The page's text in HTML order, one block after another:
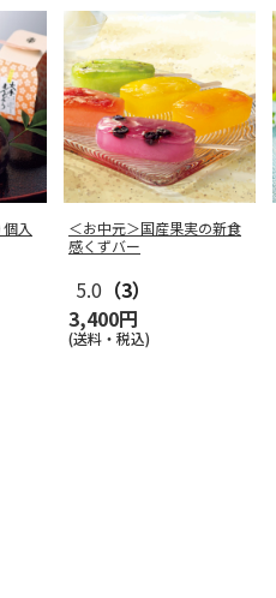
入
＜お中元＞国産果実の新食
感くずバー
5.0 （3）
3,400円
(送料・税込)